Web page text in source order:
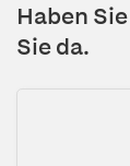
Haben
Sie da.